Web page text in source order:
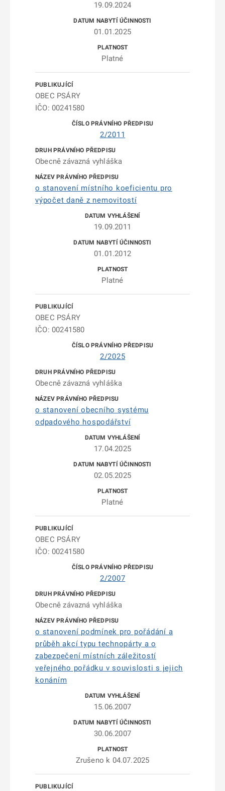
19.09.2024
01.01.2025
Platné
OBEC PSÁRY
IČO: 00241580
2/2011
Obecně závazná vyhláška
o stanovení místního koeficientu pro
výpočet daně z nemovitostí
19.09.2011
01.01.2012
Platné
OBEC PSÁRY
IČO: 00241580
2/2025
Obecně závazná vyhláška
o stanovení obecního systému
odpadového hospodářství
17.04.2025
02.05.2025
Platné
OBEC PSÁRY
IČO: 00241580
2/2007
Obecně závazná vyhláška
o stanovení podmínek pro pořádání a
průběh akcí typu technopárty a o
zabezpečení místních záležitostí
veřejného pořádku v souvislosti s jejich
konáním
15.06.2007
30.06.2007
Zrušeno k 04.07.2025